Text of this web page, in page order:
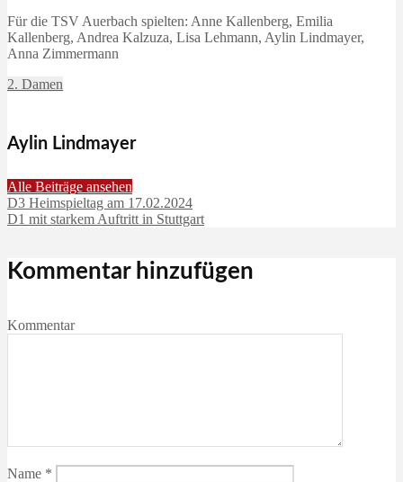
Für die TSV Auerbach spielten: Anne Kallenberg, Emilia
Kallenberg, Andrea Kalzuza, Lisa Lehmann, Aylin Lindmayer,
Anna Zimmermann
2. Damen
Aylin Lindmayer
Alle Beiträge ansehen
D3 Heimspieltag am 17.02.2024
D1 mit starkem Auftritt in Stuttgart
Kommentar hinzufügen
Kommentar
Name *